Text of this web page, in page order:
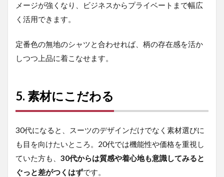
ツ
の
扱
い
な
ス
ー
セ
レ
ク
ト
メージが強くなり、ビジネスからプライベートまで幅広
く活用できます。
定番色の無地のシャツと合わせれば、柄の存在感を活か
しつつ上品に着こなせます。
5. 素材にこだわる
30代になると、スーツのデザインだけでなく素材選びに
も目を向けたいところ。20代では機能性や価格を重視し
ていた方も、 30代からは質感や着心地も意識してみると
ぐっと差がつくはずです。